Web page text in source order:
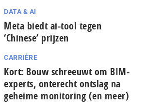
DATA & AI
Meta biedt ai-tool tegen
‘Chinese’ prijzen
CARRIÈRE
Kort: Bouw schreeuwt om BIM-
experts, onterecht ontslag na
geheime monitoring (en meer)